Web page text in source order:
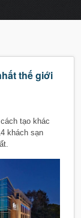
thế giới
tạo khác
khách sạn